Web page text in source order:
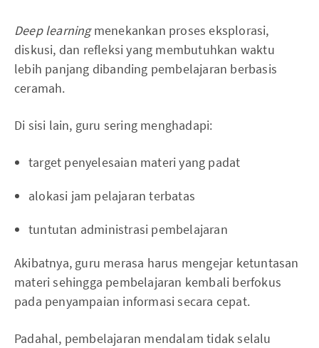
Deep learningmenekankan proses eksplorasi,
diskusi, dan refleksi yang membutuhkan waktu
lebih panjang dibanding pembelajaran berbasis
ceramah.
Di sisi lain, guru sering menghadapi:
target penyelesaian materi yang padat
alokasi jam pelajaran terbatas
tuntutan administrasi pembelajaran
Akibatnya, guru merasa harus mengejar ketuntasan
materi sehingga pembelajaran kembali berfokus
pada penyampaian informasi secara cepat.
Padahal, pembelajaran mendalam tidak selalu